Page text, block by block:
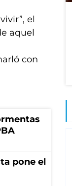
el
aquel
con
pone el